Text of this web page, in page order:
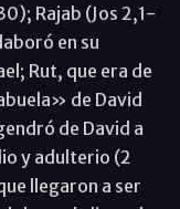
Rajab (Jos 2,1-
en su
Rut, que era de
de David
de David a
y adulterio (2
llegaron a ser